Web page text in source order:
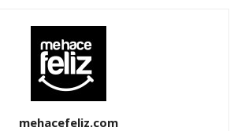
mehacefeliz.com